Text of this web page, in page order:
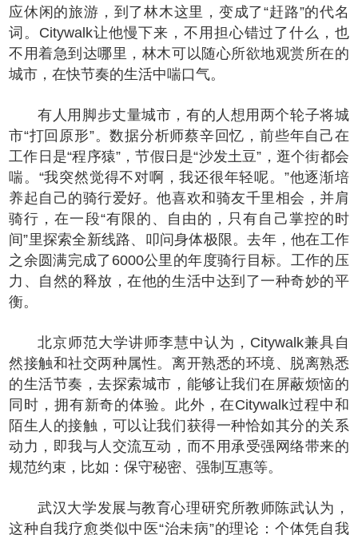
应休闲的旅游，到了林木这里，变成了“赶路”的代名
词。Citywalk让他慢下来，不用担心错过了什么，也
不用着急到达哪里，林木可以随心所欲地观赏所在的
城市，在快节奏的生活中喘口气。
有人用脚步丈量城市，有的人想用两个轮子将城
市“打回原形”。数据分析师蔡辛回忆，前些年自己在
工作日是“程序猿”，节假日是“沙发土豆”，逛个街都会
喘。“我突然觉得不对啊，我还很年轻呢。”他逐渐培
养起自己的骑行爱好。他喜欢和骑友千里相会，并肩
骑行，在一段“有限的、自由的，只有自己掌控的时
间”里探索全新线路、叩问身体极限。去年，他在工作
之余圆满完成了6000公里的年度骑行目标。工作的压
力、自然的释放，在他的生活中达到了一种奇妙的平
衡。
北京师范大学讲师李慧中认为，Citywalk兼具自
然接触和社交两种属性。离开熟悉的环境、脱离熟悉
的生活节奏，去探索城市，能够让我们在屏蔽烦恼的
同时，拥有新奇的体验。此外，在Citywalk过程中和
陌生人的接触，可以让我们获得一种恰如其分的关系
动力，即我与人交流互动，而不用承受强网络带来的
规范约束，比如：保守秘密、强制互惠等。
武汉大学发展与教育心理研究所教师陈武认为，
这种自我疗愈类似中医“治未病”的理论：个体凭自我